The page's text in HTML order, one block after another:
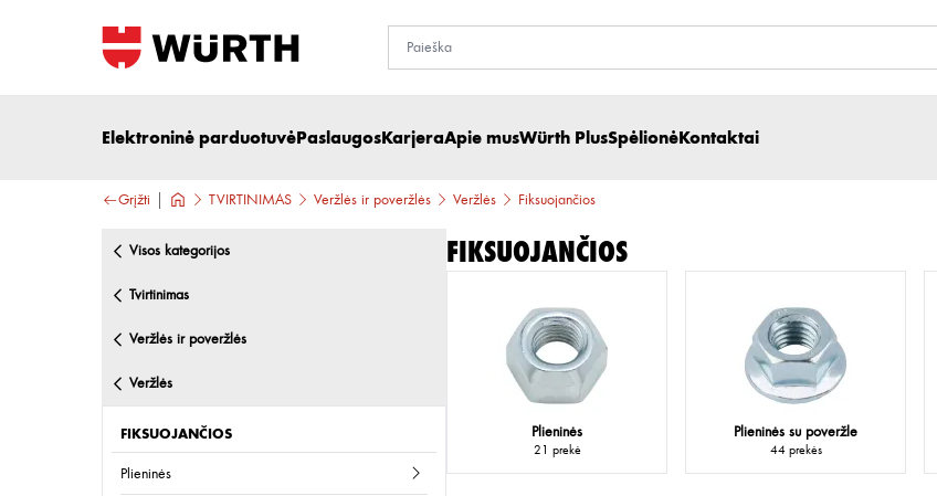
Elektroninė parduotuvėPaslaugosKarjeraApie musWürth PlusSpėlionėKontaktai
Grįžti TVIRTINIMAS Veržlės ir poveržlės Veržlės Fiksuojančios
visos kategorijos
tvirtinimas
veržlės ir poveržlės
veržlės
FIKSUOJANČIOS
plieninės
Fiksuojančios
Plieninės
21 prekė
Plieninės su poveržle
44 prekės